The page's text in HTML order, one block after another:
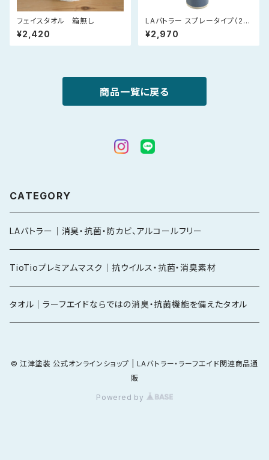
フェイスタオル 箱無し
¥2,420
LAバトラー スプレータイプ（20
0ml）｜ご家庭でしっかり使いた
い方へ｜消臭・抗菌・防カビ、ア
ルコールフリー
¥2,970
商品一覧に戻る
CATEGORY
LAバトラー｜消臭・抗菌・防カビ、アルコールフリー
TioTioプレミアムマスク｜抗ウイルス・抗菌・消臭素材
タオル｜ラーフエイドならではの消臭・抗菌機能を備えたタオル
© 江津塗装 公式オンラインショップ | LAバトラー・ラーフエイド関連商品通
販
Powered by